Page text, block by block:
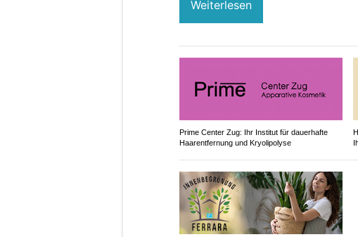
Weiterlesen
Prime Center Zug: Ihr Institut für dauerhafte
Haarentfernung und Kryolipolyse